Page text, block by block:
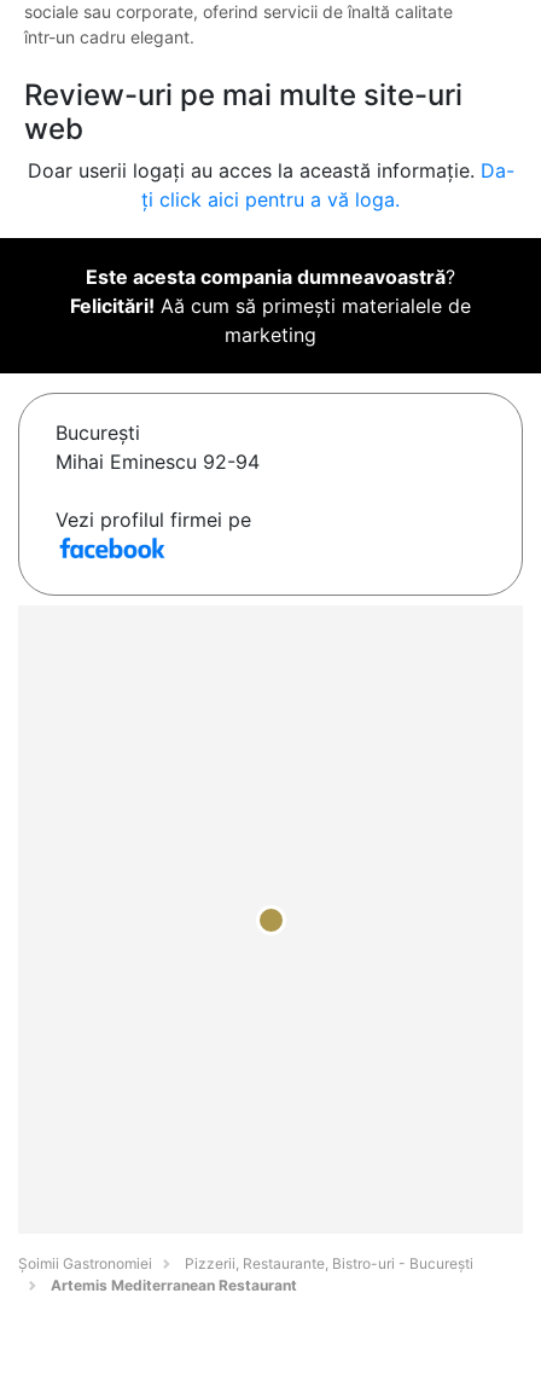
sociale sau corporate, oferind servicii de înaltă calitate
într-un cadru elegant.
Review-uri pe mai multe site-uri
web
Doar userii logați au acces la această informație. Da-
ți click aici pentru a vă loga.
Este acesta compania dumneavoastră?
Felicitări! Aă cum să primești materialele de
marketing
Bucureşti
Mihai Eminescu 92-94
Vezi profilul firmei pe
Șoimii Gastronomiei
Pizzerii, Restaurante, Bistro-uri - Bucureşti
Artemis Mediterranean Restaurant